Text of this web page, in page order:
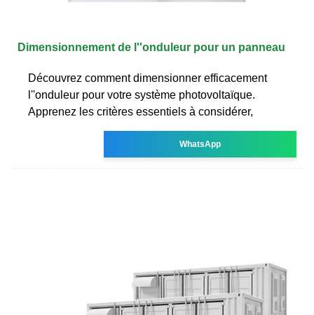
Dimensionnement de l''onduleur pour un panneau
Découvrez comment dimensionner efficacement
l''onduleur pour votre système photovoltaïque.
Apprenez les critères essentiels à considérer,
WhatsApp